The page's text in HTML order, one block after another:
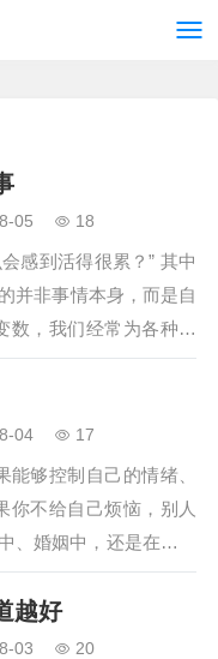
05 18
感到活得很累？” 其中
并非事情本身，而是自
数，我们经常为各种不
，难以释怀。 无休止的
会失去对生活原本的
归生活的热忱，专注于
01 停止自我否定…
04 17
能够控制自己的情绪、
你不给自己烦恼，别人
、婚姻中，还是在社会
消怨的能力。 01 能制
头毛驴，一直在磨坊里
地说：“哎哟，你这头
越好
03 20